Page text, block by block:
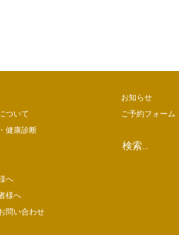
ついて
健康診断
へ
様へ
問い合わせ
お知らせ
ご予約フォーム